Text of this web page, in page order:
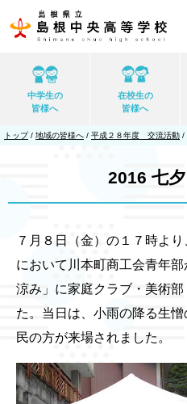
中学生の
皆様へ
在校生の
皆様へ
現
トップ/ 地域の皆様へ / 平成２８年度 交流活動 /
2016 七
７月８日（金）の１７時よ
において川本町商工会青年
涼み」に家庭クラブ・美術
た。当日は、小雨の降る生
民の方が来場されました。